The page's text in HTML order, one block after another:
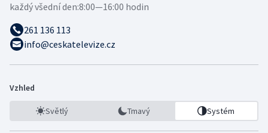
každý všední den:8:00—16:00 hodin
261 136 113
info@ceskatelevize.cz
Vzhled
Světlý Tmavý Systém